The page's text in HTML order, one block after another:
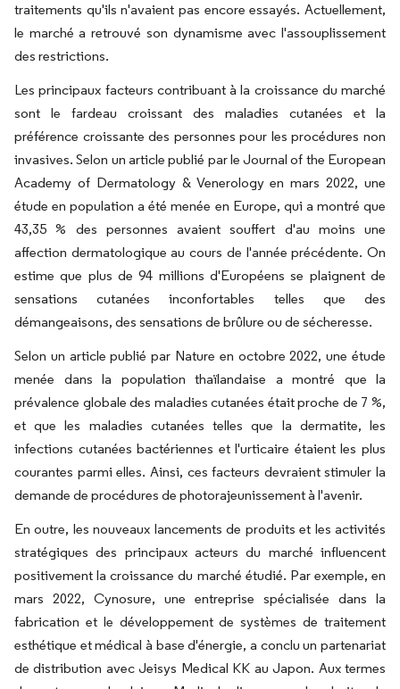
traitements qu'ils n'avaient pas encore essayés. Actuellement,
le marché a retrouvé son dynamisme avec l'assouplissement
des restrictions.
Les principaux facteurs contribuant à la croissance du marché
sont le fardeau croissant des maladies cutanées et la
préférence croissante des personnes pour les procédures non
invasives. Selon un article publié par le Journal of the European
Academy of Dermatology & Venerology en mars 2022, une
étude en population a été menée en Europe, qui a montré que
43,35 % des personnes avaient souffert d'au moins une
affection dermatologique au cours de l'année précédente. On
estime que plus de 94 millions d'Européens se plaignent de
sensations cutanées inconfortables telles que des
démangeaisons, des sensations de brûlure ou de sécheresse.
Selon un article publié par Nature en octobre 2022, une étude
menée dans la population thaïlandaise a montré que la
prévalence globale des maladies cutanées était proche de 7 %,
et que les maladies cutanées telles que la dermatite, les
infections cutanées bactériennes et l'urticaire étaient les plus
courantes parmi elles. Ainsi, ces facteurs devraient stimuler la
demande de procédures de photorajeunissement à l'avenir.
En outre, les nouveaux lancements de produits et les activités
stratégiques des principaux acteurs du marché influencent
positivement la croissance du marché étudié. Par exemple, en
mars 2022, Cynosure, une entreprise spécialisée dans la
fabrication et le développement de systèmes de traitement
esthétique et médical à base d'énergie, a conclu un partenariat
de distribution avec Jeisys Medical KK au Japon. Aux termes